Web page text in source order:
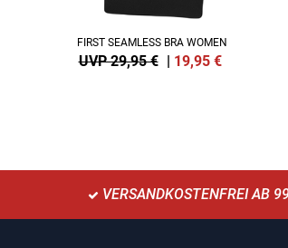
FIRST SEAMLESS BRA WOMEN
UVP 29,95 € | 19,95 €
VERSANDKOSTENFREI AB